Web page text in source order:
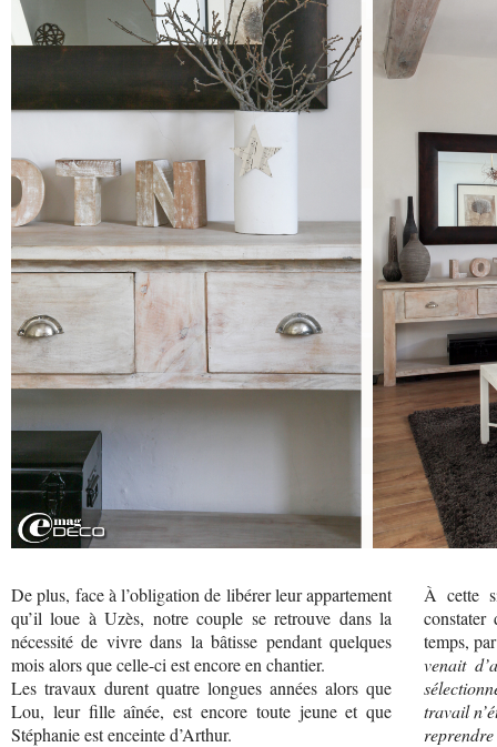
De plus, face à l’obligation de libérer leur appartement
qu’il loue à Uzès, notre couple se retrouve dans la
nécessité de vivre dans la bâtisse pendant quelques
mois alors que celle-ci est encore en chantier.
Les travaux durent quatre longues années alors que
Lou, leur fille aînée, est encore toute jeune et que
Stéphanie est enceinte d’Arthur.
À cette
constater
temps,
venait
travail